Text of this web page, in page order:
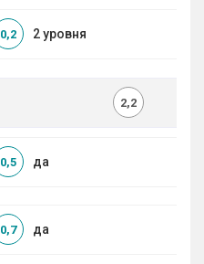
2 уровня
0,2
2,2
да
0,5
да
0,7